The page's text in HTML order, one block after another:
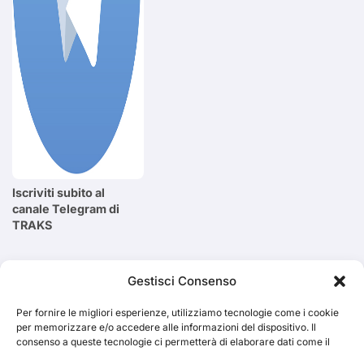
Gestisci Consenso
Per fornire le migliori esperienze, utilizziamo tecnologie come i cookie
per memorizzare e/o accedere alle informazioni del dispositivo. Il
consenso a queste tecnologie ci permetterà di elaborare dati come il
Iscriviti subito al
canale Telegram di
TRAKS
Cerca